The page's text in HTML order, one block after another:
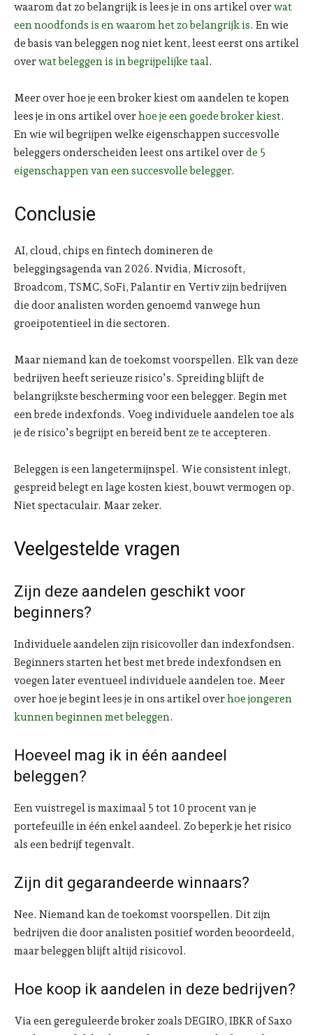
waarom dat zo belangrijk is lees je in ons artikel overwat
een noodfonds is en waarom het zo belangrijk is. En wie
de basis van beleggen nog niet kent, leest eerst ons artikel
overwat beleggen is in begrijpelijke taal.
Meer over hoe je een broker kiest om aandelen te kopen
lees je in ons artikel overhoe je een goede broker kiest.
En wie wil begrijpen welke eigenschappen succesvolle
beleggers onderscheiden leest ons artikel overde 5
eigenschappen van een succesvolle belegger.
Conclusie
AI, cloud, chips en fintech domineren de
beleggingsagenda van 2026. Nvidia, Microsoft,
Broadcom, TSMC, SoFi, Palantir en Vertiv zijn bedrijven
die door analisten worden genoemd vanwege hun
groeipotentieel in die sectoren.
Maar niemand kan de toekomst voorspellen. Elk van deze
bedrijven heeft serieuze risico’s. Spreiding blijft de
belangrijkste bescherming voor een belegger. Begin met
een brede indexfonds. Voeg individuele aandelen toe als
je de risico’s begrijpt en bereid bent ze te accepteren.
Beleggen is een langetermijnspel. Wie consistent inlegt,
gespreid belegt en lage kosten kiest, bouwt vermogen op.
Niet spectaculair. Maar zeker.
Veelgestelde vragen
Zijn deze aandelen geschikt voor
beginners?
Individuele aandelen zijn risicovoller dan indexfondsen.
Beginners starten het best met brede indexfondsen en
voegen later eventueel individuele aandelen toe. Meer
over hoe je begint lees je in ons artikel overhoe jongeren
kunnen beginnen met beleggen.
Hoeveel mag ik in één aandeel
beleggen?
Een vuistregel is maximaal 5 tot 10 procent van je
portefeuille in één enkel aandeel. Zo beperk je het risico
als een bedrijf tegenvalt.
Zijn dit gegarandeerde winnaars?
Nee. Niemand kan de toekomst voorspellen. Dit zijn
bedrijven die door analisten positief worden beoordeeld,
maar beleggen blijft altijd risicovol.
Hoe koop ik aandelen in deze bedrijven?
Via een gereguleerde broker zoals DEGIRO, IBKR of Saxo